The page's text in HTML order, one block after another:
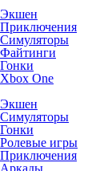
Экшен
Приключения
Симуляторы
Файтинги
Гонки
Xbox One
Экшен
Симуляторы
Гонки
Ролевые игры
Приключения
Аркады